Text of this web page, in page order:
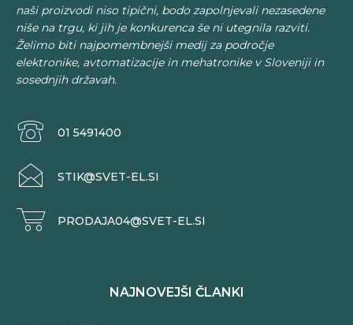
naši proizvodi niso tipični, bodo zapolnjevali nezasedene
niše na trgu, ki jih je konkurenca še ni utegnila razviti.
Želimo biti najpomembnejši medij za področje
elektronike, avtomatizacije in mehatronike v Sloveniji in
sosednjih državah.
01 5491400
STIK@SVET-EL.SI
PRODAJA04@SVET-EL.SI
NAJNOVEJŠI ČLANKI